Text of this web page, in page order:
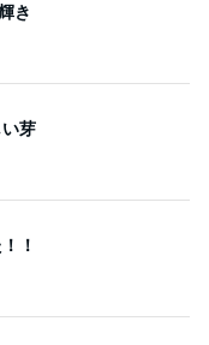
き
芽
！